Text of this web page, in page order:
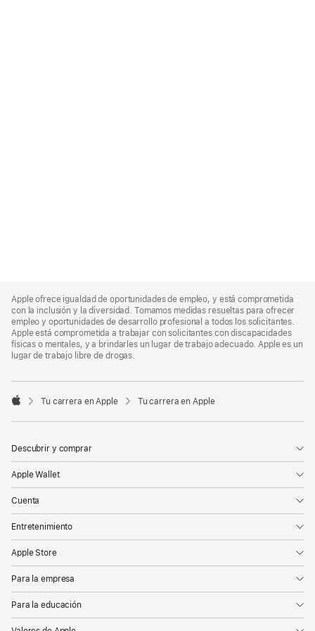
Footer
Apple ofrece igualdad de oportunidades de empleo, y está comprometida
con la inclusión y la diversidad. Tomamos medidas resueltas para ofrecer
empleo y oportunidades de desarrollo profesional a todos los solicitantes.
Apple está comprometida a trabajar con solicitantes con discapacidades
físicas o mentales, y a brindarles un lugar de trabajo adecuado. Apple es un
lugar de trabajo libre de drogas.

Tu carrera en Apple Tu carrera en Apple
Descubrir y comprar
Apple Wallet
Cuenta
Entretenimiento
Apple Store
Para la empresa
Para la educación